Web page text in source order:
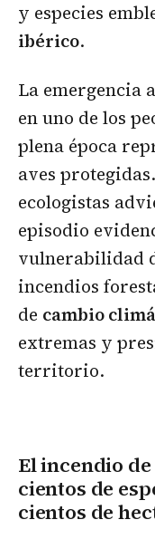
y especies
ibérico.
La emergencia
en uno de los
plena época
aves
ecologistas
episodio
vulnerabilidad
incendios
de cambio
extremas y
territorio.
El incendio
cientos de
cientos de